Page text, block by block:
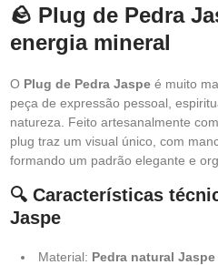
🪨 Plug de Pedra
energia mineral
O Plug de Pedra Jaspe é muito
peça de expressão pessoal,
natureza. Feito artesanalmente com
plug traz um visual único, com
formando um padrão elegante e
🔍 Características
Jaspe
Material: Pedra natural Jaspe